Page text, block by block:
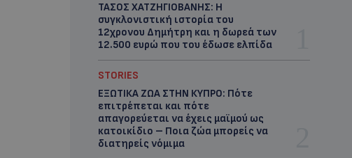
ΤΑΣΟΣ ΧΑΤΖΗΓΙΟΒΑΝΗΣ: Η
συγκλονιστική ιστορία του
12χρονου Δημήτρη και η δωρεά των
12.500 ευρώ που του έδωσε ελπίδα
STORIES
ΕΞΩΤΙΚΑ ΖΩΑ ΣΤΗΝ ΚΥΠΡΟ: Πότε
επιτρέπεται και πότε
απαγορεύεται να έχεις μαϊμού ως
κατοικίδιο – Ποια ζώα μπορείς να
διατηρείς νόμιμα